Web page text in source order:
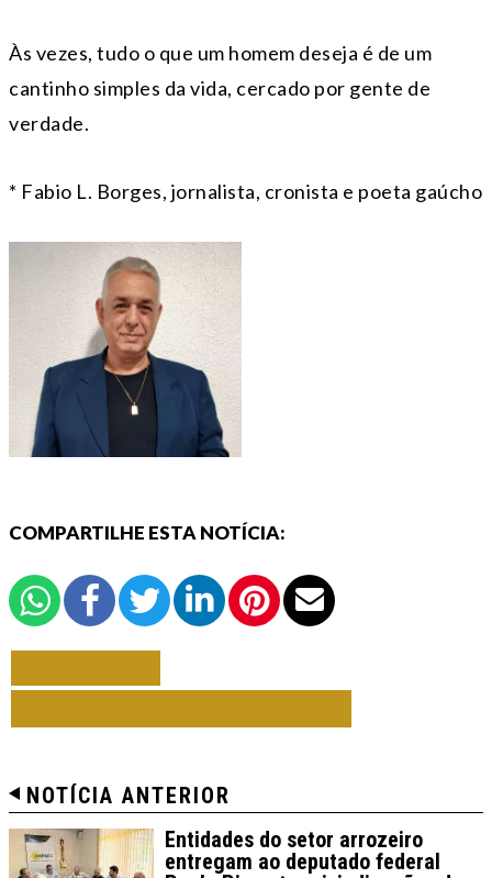
Às vezes, tudo o que um homem deseja é de um
cantinho simples da vida, cercado por gente de
verdade.
* Fabio L. Borges, jornalista, cronista e poeta gaúcho
COMPARTILHE ESTA NOTÍCIA:
NOTÍCIA ANTERIOR
Entidades do setor arrozeiro
entregam ao deputado federal